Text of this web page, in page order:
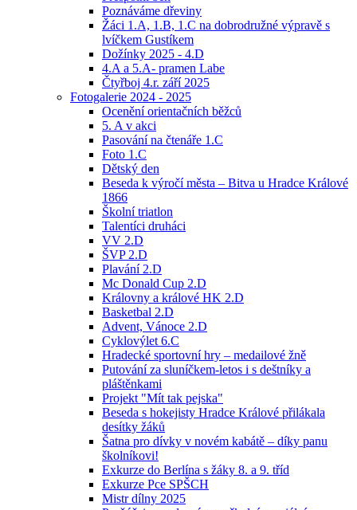
Poznáváme dřeviny
Žáci 1.A, 1.B, 1.C na dobrodružné výpravě s
lvíčkem Gustíkem
Dožínky 2025 - 4.D
4.A a 5.A- pramen Labe
Čtyřboj 4.r. září 2025
Fotogalerie 2024 - 2025
Ocenění orientačních běžců
5. A v akci
Pasování na čtenáře 1.C
Foto 1.C
Dětský den
Beseda k výročí města – Bitva u Hradce Králové
1866
Školní triatlon
Talentíci druháci
VV 2.D
ŠVP 2.D
Plavání 2.D
Mc Donald Cup 2.D
Královny a králové HK 2.D
Basketbal 2.D
Advent, Vánoce 2.D
Cyklovýlet 6.C
Hradecké sportovní hry – medailové žně
Putování za sluníčkem-letos i s deštníky a
pláštěnkami
Projekt "Mít tak pejska"
Beseda s hokejisty Hradce Králové přilákala
desítky žáků
Šatna pro dívky v novém kabátě – díky panu
školníkovi!
Exkurze do Berlína s žáky 8. a 9. tříd
Exkurze Pce SPŠCH
Mistr dílny 2025